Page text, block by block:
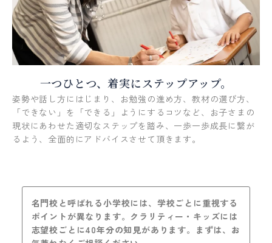
一つひとつ、着実にステップアップ。
姿勢や話し方にはじまり、お勉強の進め方、教材の選び方、
「できない」を「できる」ようにするコツなど、お子さまの
現状にあわせた適切なステップを踏み、一歩一歩成長に繋が
るよう、全面的にアドバイスさせて頂きます。
名門校と呼ばれる小学校には、学校ごとに重視する
ポイントが異なります。クラリティー・キッズには
志望校ごとに40年分の知見があります。まずは、お